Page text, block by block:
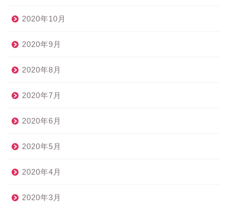
2020年10月
2020年9月
2020年8月
2020年7月
2020年6月
2020年5月
2020年4月
2020年3月